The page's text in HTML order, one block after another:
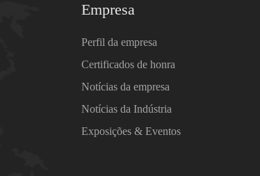
Empresa
Perfil da empresa
Certificados de honra
Notícias da empresa
Notícias da Indústria
Exposições & Eventos